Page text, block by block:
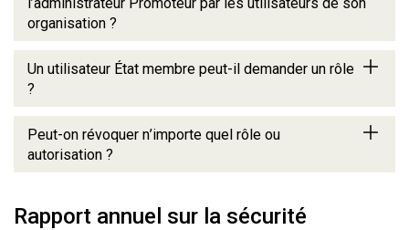
organisation ?
Un utilisateur État membre peut-il demander un rôle
?
Peut-on révoquer n’importe quel rôle ou
autorisation ?
Rapport annuel sur la sécurité